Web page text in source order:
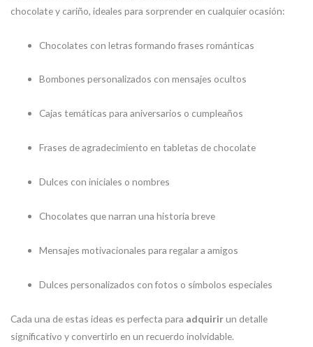
chocolate y cariño, ideales para sorprender en cualquier ocasión:
Chocolates con letras formando frases románticas
Bombones personalizados con mensajes ocultos
Cajas temáticas para aniversarios o cumpleaños
Frases de agradecimiento en tabletas de chocolate
Dulces con iniciales o nombres
Chocolates que narran una historia breve
Mensajes motivacionales para regalar a amigos
Dulces personalizados con fotos o símbolos especiales
Cada una de estas ideas es perfecta para adquirirun detalle
significativo y convertirlo en un recuerdo inolvidable.